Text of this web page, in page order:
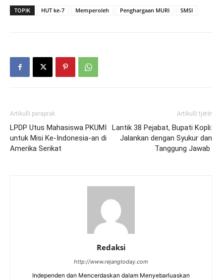
TOPIK HUT ke-7 Memperoleh Penghargaan MURI SMSI
Artikulli paraprak
LPDP Utus Mahasiswa PKUMI
untuk Misi Ke-Indonesia-an di
Amerika Serikat
Artikulli tjetër
Lantik 38 Pejabat, Bupati Kopli:
Jalankan dengan Syukur dan
Tanggung Jawab
Redaksi
http://www.rejangtoday.com
Independen dan Mencerdaskan dalam Menyebarluaskan